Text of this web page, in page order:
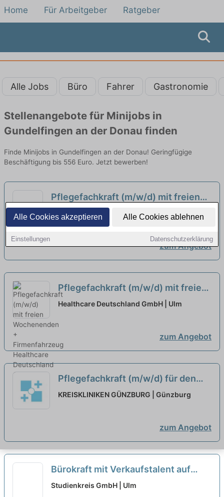
Alle Cookies akzeptieren Alle Cookies ablehnen
Einstellungen Datenschutzerklärung
Home Für Arbeitgeber Ratgeber
Alle Jobs Büro Fahrer Gastronomie
Stellenangebote für Minijobs in
Gundelfingen an der Donau finden
Finde Minijobs in Gundelfingen an der Donau! Geringfügige
Beschäftigung bis 556 Euro. Jetzt bewerben!
Pflegefachkraft (m/w/d) mit freien
Wochenenden + Firmenfahrzeug
Healthcare Deutschland GmbH | Ulm
zum Angebot
Pflegefachkraft (m/w/d) mit freien
Wochenenden + Firmenfahrzeug
Healthcare Deutschland GmbH | Ulm
zum Angebot
Pflegefachkraft (m/w/d) für den
ambulanten OP (Minijob) - Hier
KREISKLINIKEN GÜNZBURG | Günzburg
zum Angebot
Bürokraft mit Verkaufstalent auf
Minijob-Basis in Ulm (m/w/d)
Studienkreis GmbH | Ulm